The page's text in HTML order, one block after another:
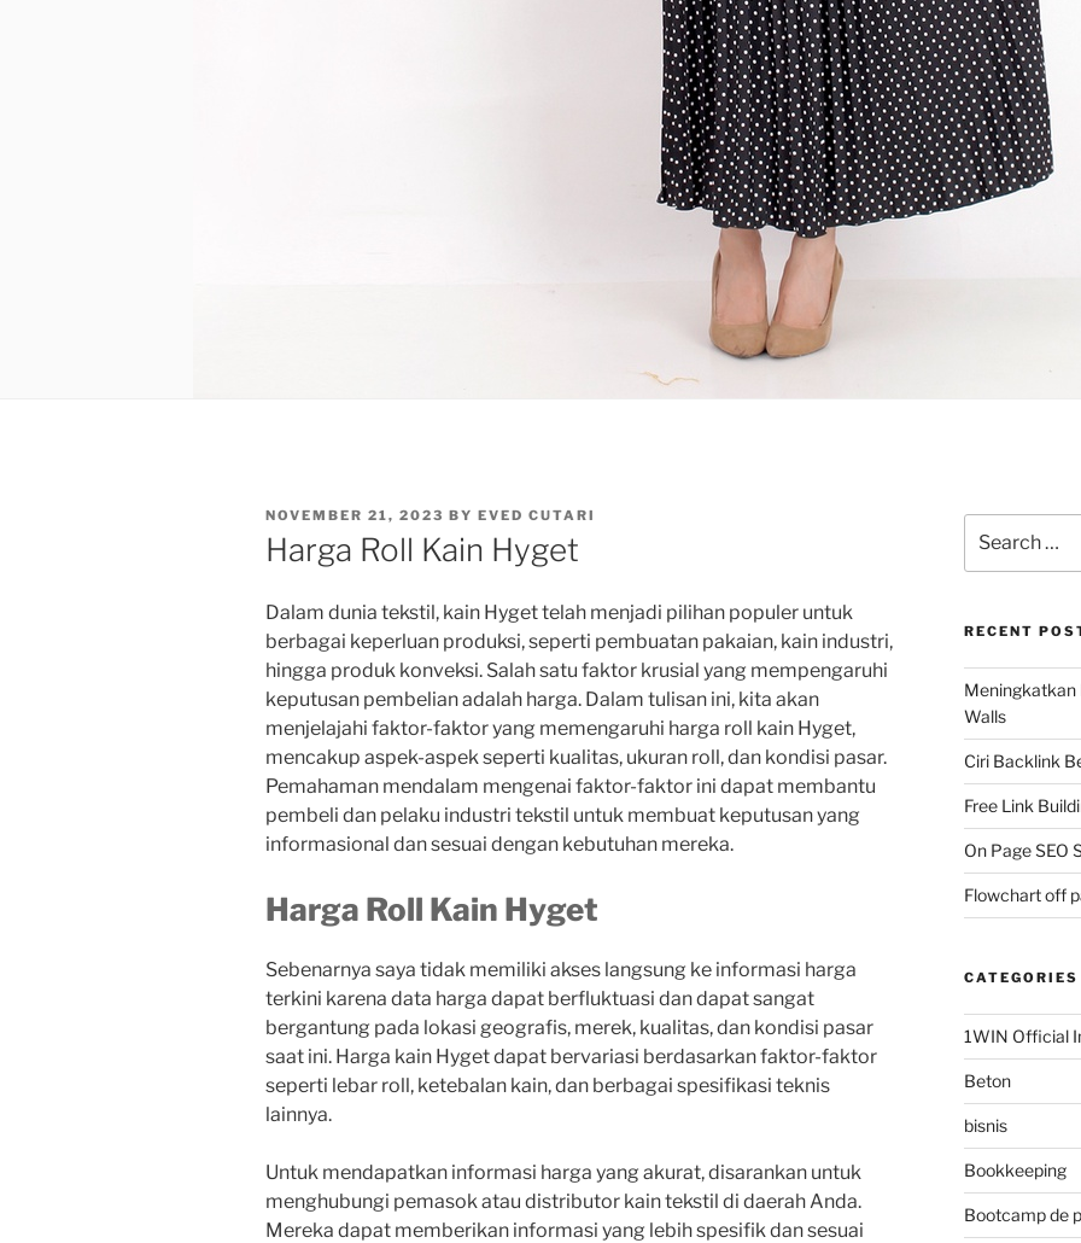
POSTED
ON
NOVEMBER 21, 2023 BY EVED CUTARI
Harga Roll Kain Hyget
Dalam dunia tekstil, kain Hyget telah menjadi pilihan populer untuk
berbagai keperluan produksi, seperti pembuatan pakaian, kain industri,
hingga produk konveksi. Salah satu faktor krusial yang mempengaruhi
keputusan pembelian adalah harga. Dalam tulisan ini, kita akan
menjelajahi faktor-faktor yang memengaruhi harga roll kain Hyget,
mencakup aspek-aspek seperti kualitas, ukuran roll, dan kondisi pasar.
Pemahaman mendalam mengenai faktor-faktor ini dapat membantu
pembeli dan pelaku industri tekstil untuk membuat keputusan yang
informasional dan sesuai dengan kebutuhan mereka.
Harga Roll Kain Hyget
Sebenarnya saya tidak memiliki akses langsung ke informasi harga
terkini karena data harga dapat berfluktuasi dan dapat sangat
bergantung pada lokasi geografis, merek, kualitas, dan kondisi pasar
saat ini. Harga kain Hyget dapat bervariasi berdasarkan faktor-faktor
seperti lebar roll, ketebalan kain, dan berbagai spesifikasi teknis
lainnya.
Untuk mendapatkan informasi harga yang akurat, disarankan untuk
menghubungi pemasok atau distributor kain tekstil di daerah Anda.
Mereka dapat memberikan informasi yang lebih spesifik dan sesuai
for:
RECENT
Meningkatkan
Walls
Ciri Backlink
Free Link
On Page SEO
Flowchart off
CATEGORIES
1WIN Official
Beton
bisnis
Bookkeeping
Bootcamp de